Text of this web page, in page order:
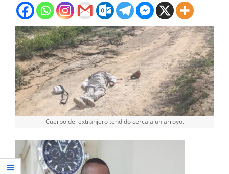
Cuerpo del extranjero tendido cerca a un arroyo.